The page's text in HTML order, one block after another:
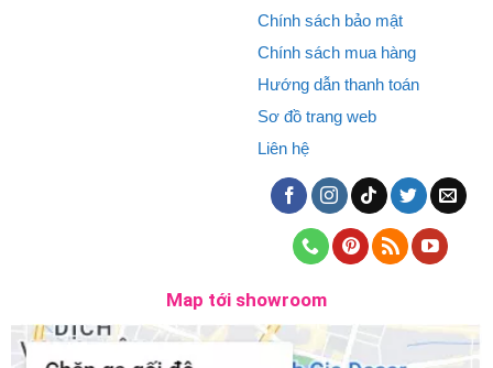
Chính sách bảo mật
Chính sách mua hàng
Hướng dẫn thanh toán
Sơ đồ trang web
Liên hệ
Map tới showroom